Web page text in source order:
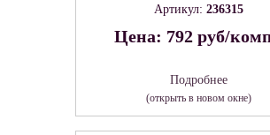
Артикул: 236315
Цена: 792 руб/
Подробнее
(открыть в новом окне)